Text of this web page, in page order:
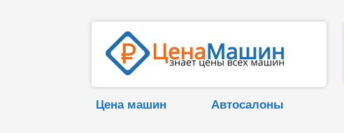
Цена машин Автосалоны